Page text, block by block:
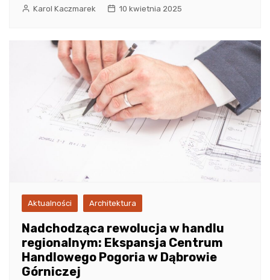
Karol Kaczmarek 10 kwietnia 2025
Aktualności Architektura
Nadchodząca rewolucja w handlu
regionalnym: Ekspansja Centrum
Handlowego Pogoria w Dąbrowie
Górniczej